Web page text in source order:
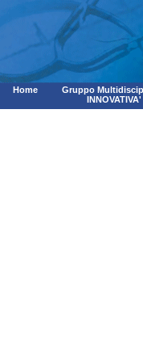
Home
Gruppo
INNOVATIVA'